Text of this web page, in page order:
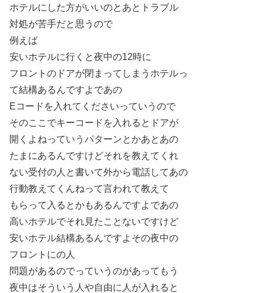
ホテルにした方がいいのとあとトラブル
対処が苦手だと思うので
例えば
安いホテルに行くと夜中の12時に
フロントのドアが閉まってしまうホテルっ
て結構あるんですよであの
Eコードを入れてくださいっていうので
そのここでキーコードを入れるとドアが
開くよねっていうパターンとかあとあの
たまにあるんですけどそれを教えてくれ
ない受付の人と書いて外から電話してあの
行動教えてくんねって言われて教えて
もらって入るとかもあるんですよであの
高いホテルでそれ見たことないですけど
安いホテル結構あるんですよその夜中の
フロントにの人
問題があるのでっていうのがあってもう
夜中はそういう人や自由に人が入れると